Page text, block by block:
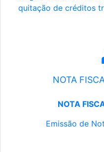
quitação de créditos
NOTA
NOTA
Emissão de